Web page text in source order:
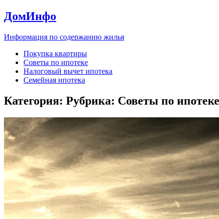
ДомИнфо
Информация по содержанию жилья
Покупка квартиры
Советы по ипотеке
Налоговый вычет ипотека
Семейная ипотека
Категория: Рубрика: Советы по ипотеке